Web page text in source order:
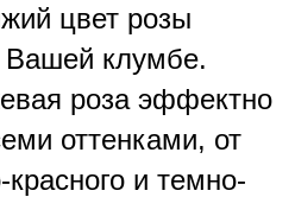
цвет розы
Вашей клумбе.
роза эффектно
оттенками, от
и темно-